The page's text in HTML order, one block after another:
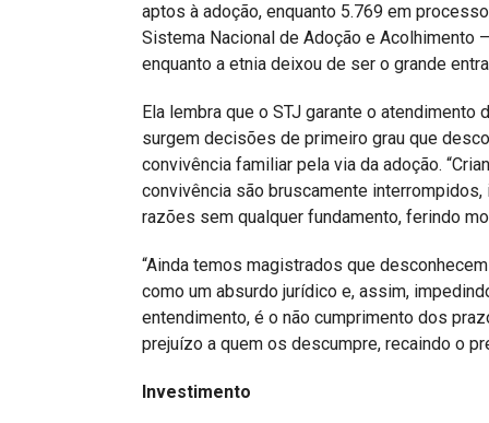
aptos à adoção, enquanto 5.769 em
Sistema Nacional de Adoção e Acolhimento
enquanto a etnia deixou de ser o grande
Ela lembra que o STJ garante o
surgem decisões de primeiro grau que
convivência familiar pela via da adoção.
convivência são bruscamente
razões sem qualquer fundamento, ferindo
“Ainda temos magistrados que
como um absurdo jurídico e, assim,
entendimento, é o não cumprimento dos
prejuízo a quem os descumpre, recaindo o
Investimento